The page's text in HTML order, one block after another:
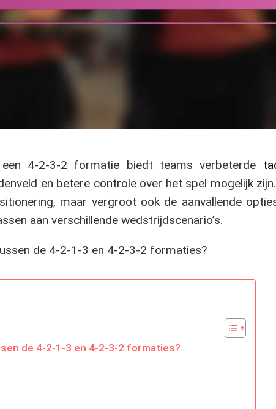
een 4-2-3-2 formatie biedt teams verbeterde
en betere controle over het spel mogelijk
maar vergroot ook de aanvallende
aan verschillende wedstrijdscenario’s.
de 4-2-1-3 en 4-2-3-2 formaties?